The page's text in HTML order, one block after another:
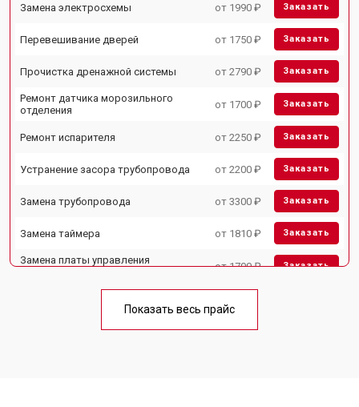
Замена электросхемы от 1990 ₽ Заказать
Перевешивание дверей от 1750 ₽ Заказать
Прочистка дренажной системы от 2790 ₽ Заказать
Ремонт датчика морозильного
отделения
от 1700 ₽ Заказать
Ремонт испарителя от 2250 ₽ Заказать
Устранение засора трубопровода от 2200 ₽ Заказать
Замена трубопровода от 3300 ₽ Заказать
Замена таймера от 1810 ₽ Заказать
Замена платы управления
от 1700 ₽ Заказать
Ремонт/замена датчика
Замена термостата от 1700 ₽
Показать весь прайс